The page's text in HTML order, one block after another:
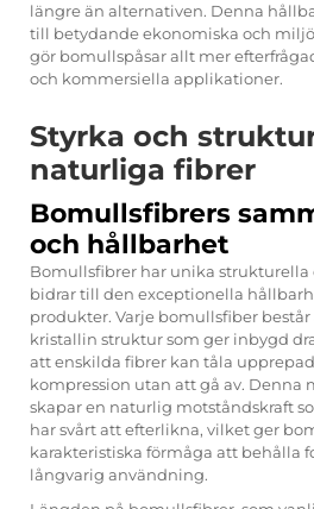
längre än alternativen. Denna
till betydande ekonomiska och
gör bomullspåsar allt mer
och kommersiella applikationer.
Styrka och
naturliga fibrer
Bomullsfibrers
och hållbarhet
Bomullsfibrer har unika strukturella
bidrar till den exceptionella
produkter. Varje bomullsfiber
kristallin struktur som ger inbygd
att enskilda fibrer kan tåla
kompression utan att gå av. Denna
skapar en naturlig motståndskraft
har svårt att efterlikna, vilket ger
karakteristiska förmåga att behålla
långvarig användning.